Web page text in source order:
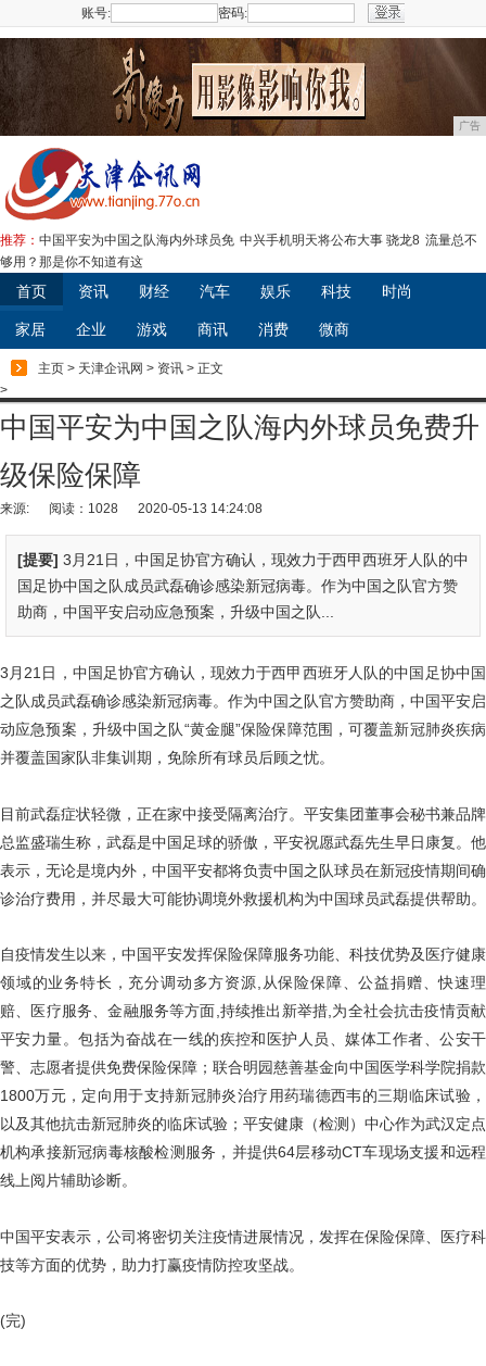
账号: 密码:
广告
推荐： 中国平安为中国之队海内外球员免 中兴手机明天将公布大事 骁龙8 流量总不
够用？那是你不知道有这
首页 资讯 财经 汽车 娱乐 科技 时尚
家居 企业 游戏 商讯 消费 微商
主页 > 天津企讯网 > 资讯 > 正文
>
中国平安为中国之队海内外球员免费升
级保险保障
来源: 阅读：1028 2020-05-13 14:24:08
[提要] 3月21日，中国足协官方确认，现效力于西甲西班牙人队的中
国足协中国之队成员武磊确诊感染新冠病毒。作为中国之队官方赞
助商，中国平安启动应急预案，升级中国之队...
3月21日，中国足协官方确认，现效力于西甲西班牙人队的中国足协中国
之队成员武磊确诊感染新冠病毒。作为中国之队官方赞助商，中国平安启
动应急预案，升级中国之队“黄金腿”保险保障范围，可覆盖新冠肺炎疾病
并覆盖国家队非集训期，免除所有球员后顾之忧。
目前武磊症状轻微，正在家中接受隔离治疗。平安集团董事会秘书兼品牌
总监盛瑞生称，武磊是中国足球的骄傲，平安祝愿武磊先生早日康复。他
表示，无论是境内外，中国平安都将负责中国之队球员在新冠疫情期间确
诊治疗费用，并尽最大可能协调境外救援机构为中国球员武磊提供帮助。
自疫情发生以来，中国平安发挥保险保障服务功能、科技优势及医疗健康
领域的业务特长，充分调动多方资源,从保险保障、公益捐赠、快速理
赔、医疗服务、金融服务等方面,持续推出新举措,为全社会抗击疫情贡献
平安力量。包括为奋战在一线的疾控和医护人员、媒体工作者、公安干
警、志愿者提供免费保险保障；联合明园慈善基金向中国医学科学院捐款
1800万元，定向用于支持新冠肺炎治疗用药瑞德西韦的三期临床试验，
以及其他抗击新冠肺炎的临床试验；平安健康（检测）中心作为武汉定点
机构承接新冠病毒核酸检测服务，并提供64层移动CT车现场支援和远程
线上阅片辅助诊断。
中国平安表示，公司将密切关注疫情进展情况，发挥在保险保障、医疗科
技等方面的优势，助力打赢疫情防控攻坚战。
(完)